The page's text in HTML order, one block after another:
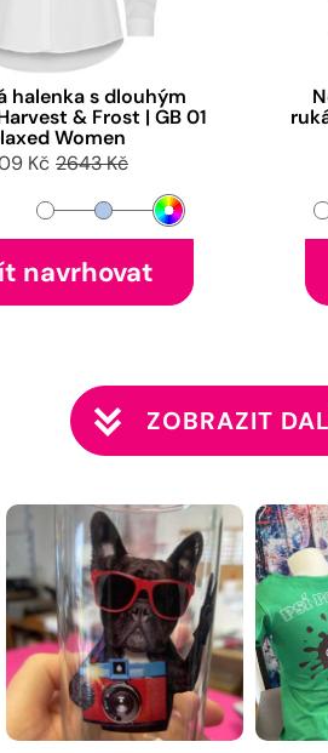
halenka s dlouhým
& Frost | GB 01
Women
Kč 2643 Kč
navrhovat
ZOBRAZIT